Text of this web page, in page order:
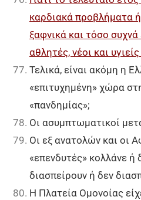
καρδιακά προβλήματα
ξαφνικά και τόσο συχνά
αθλητές, νέοι και
Τελικά, είναι ακόμη η
«επιτυχημένη» χώρα
«πανδημίας»;
Οι ασυμπτωματικοί
Οι εξ ανατολών και οι
«επενδυτές» κολλάνε ή
διασπείρουν ή δεν
Η Πλατεία Ομονοίας